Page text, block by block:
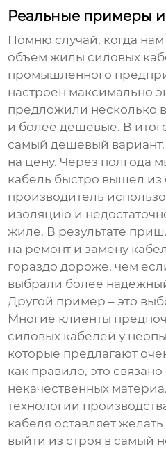
Реальные примеры
Помню случай, когда
объемжилы силовых
промышленного
настроен максимально
предложили несколько
и более дешевые. В
самый дешевый вариант,
на цену. Через полгода
кабель быстро вышел из
производитель
изоляцию и
жиле. В результате
на ремонт и замену
гораздо дороже, чем
выбрали более
Другой пример – это
Многие клиенты
силовых кабелей у
которые предлагают
как правило, это
некачественных
технологии
кабеля оставляет
выйти из строя в самый